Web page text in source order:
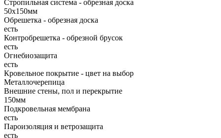
Стропильная система - обрезная доска
50х150мм
Обрешетка - обрезная доска
есть
Контробрешетка - обрезной брусок
есть
Огнебиозащита
есть
Кровельное покрытие - цвет на выбор
Металлочерепица
Внешние стены, пол и перекрытие
150мм
Подкровельная мембрана
есть
Пароизоляция и ветрозащита
есть